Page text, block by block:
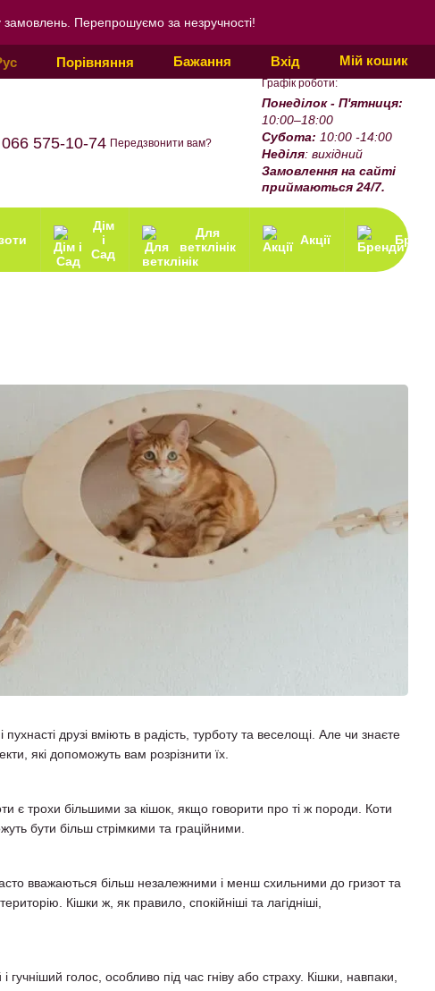
замовлень. Перепрошуємо за незручності!
Порівняння Бажання Вхід Мій кошик
066 575-10-74 Передзвонити вам?
Графік роботи:
Понеділок - П'ятниця:
10:00–18:00
Субота: 10:00 -14:00
Неділя: вихідний
Замовлення на сайті
приймаються 24/7.
Дім
і
Сад
Для
ветклінік
Акції
друзі вміють в радість, турботу та веселощі. Але чи знаєте
які допоможуть вам розрізнити їх.
є трохи більшими за кішок, якщо говорити про ті ж породи. Коти
бути більш стрімкими та граційними.
вважаються більш незалежними і менш схильними до гризот та
Кішки ж, як правило, спокійніші та лагідніші,
голос, особливо під час гніву або страху. Кішки, навпаки,